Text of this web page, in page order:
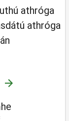
athróga
athróga